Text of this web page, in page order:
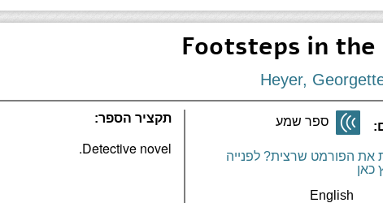
Footsteps in the
Heyer,
ספר שמע
את הפורמט שרצית? לפנייה
כאן
English
תקציר הספר:
Detective novel.